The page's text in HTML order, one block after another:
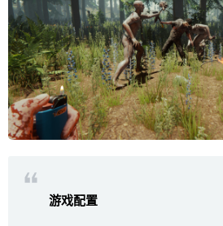
游戏配置